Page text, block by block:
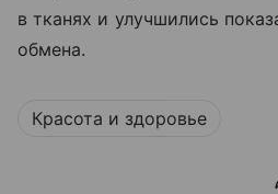
в тканях и улучшились
обмена.
Красота и здоровье